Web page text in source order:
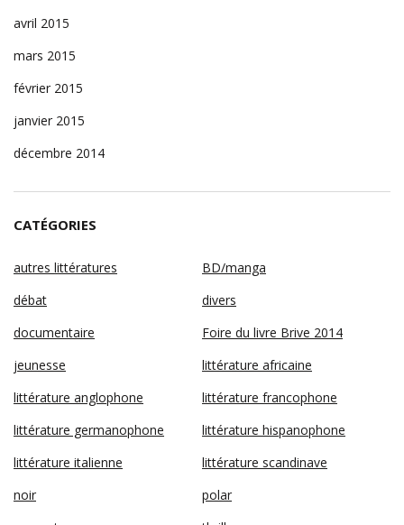
avril 2015
mars 2015
février 2015
janvier 2015
décembre 2014
CATÉGORIES
autres littératures
BD/manga
débat
divers
documentaire
Foire du livre Brive 2014
jeunesse
littérature africaine
littérature anglophone
littérature francophone
littérature germanophone
littérature hispanophone
littérature italienne
littérature scandinave
noir
polar